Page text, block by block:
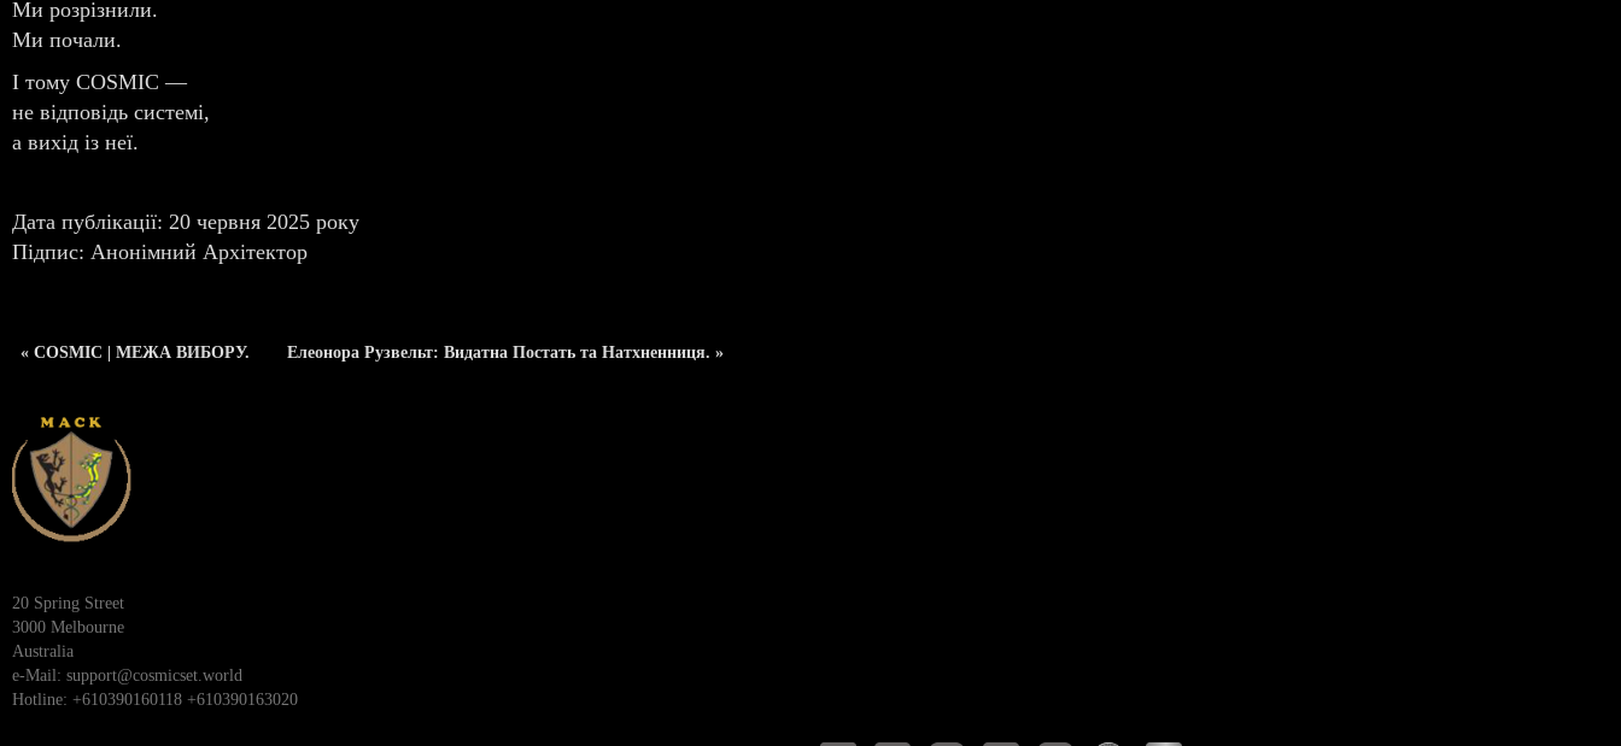
Ми розрізнили.
Ми почали.
І тому COSMIC —
не відповідь системі,
а вихід із неї.
Дата публікації: 20 червня 2025 року
Підпис: Анонімний Архітектор
« COSMIC | МЕЖА ВИБОРУ. Елеонора Рузвельт: Видатна Постать та Натхненниця. »
20 Spring Street
3000 Melbourne
Australia
e-Mail: support@cosmicset.world
Hotline: +610390160118 +610390163020